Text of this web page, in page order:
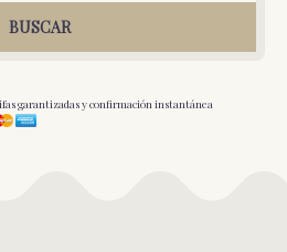
BUSCAR
garantizadas y confirmación instantánea